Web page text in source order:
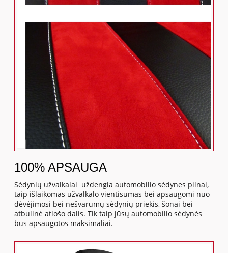
100% APSAUGA
Sėdynių užvalkalai uždengia automobilio sėdynes pilnai,
taip išlaikomas užvalkalo vientisumas bei apsaugomi nuo
dėvėjimosi bei nešvarumų sėdynių priekis, šonai bei
atbulinė atlošo dalis. Tik taip jūsų automobilio sėdynės
bus apsaugotos maksimaliai.